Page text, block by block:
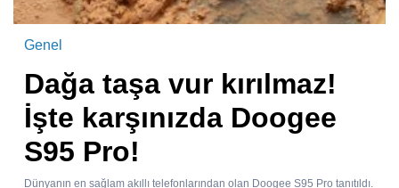
Genel
Dağa taşa vur kırılmaz!
İşte karşınızda Doogee
S95 Pro!
Dünyanın en sağlam akıllı telefonlarından olan Doogee S95 Pro tanıtıldı.